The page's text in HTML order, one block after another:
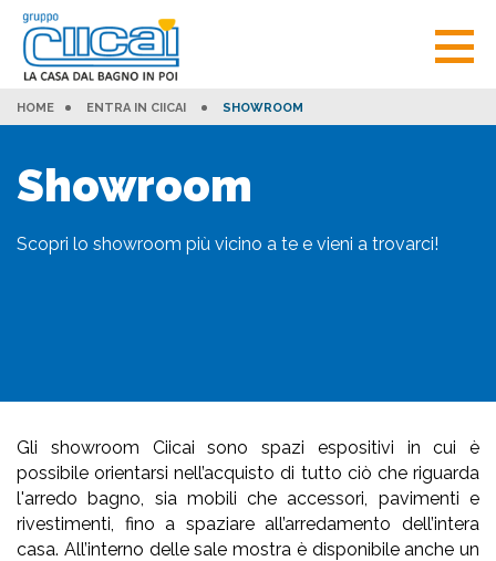
HOME ENTRA IN CIICAI SHOWROOM
Showroom
Scopri lo showroom più vicino a te e vieni a trovarci!
Gli showroom Ciicai sono spazi espositivi in cui è
possibile orientarsi nell’acquisto di tutto ciò che riguarda
l'arredo bagno, sia mobili che accessori, pavimenti e
rivestimenti, fino a spaziare all’arredamento dell’intera
casa. All’interno delle sale mostra è disponibile anche un